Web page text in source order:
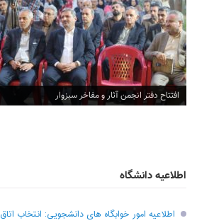
افتتاح دفتر انجمن آثار و مفاخر سبزوار
اطلاعیه دانشگاه
اطلاعیه امور خوابگاه های دانشجویی: انتخاب اتاق